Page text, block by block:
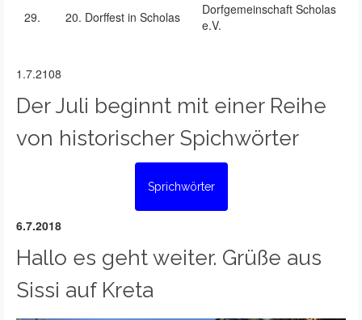
29. 20. Dorffest in Scholas
Dorfgemeinschaft Scholas
e.V.
1.7.2108
Der Juli beginnt mit einer Reihe
von historischer Spichwörter
Sprichwörter
6.7.2018
Hallo es geht weiter. Grüße aus
Sissi auf Kreta